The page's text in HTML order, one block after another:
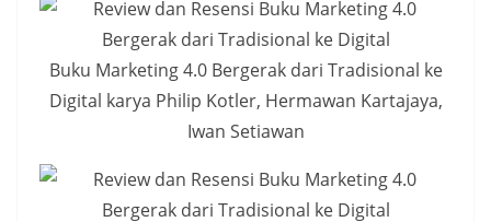
Buku Marketing 4.0 Bergerak dari Tradisional ke
Digital karya Philip Kotler, Hermawan Kartajaya,
Iwan Setiawan